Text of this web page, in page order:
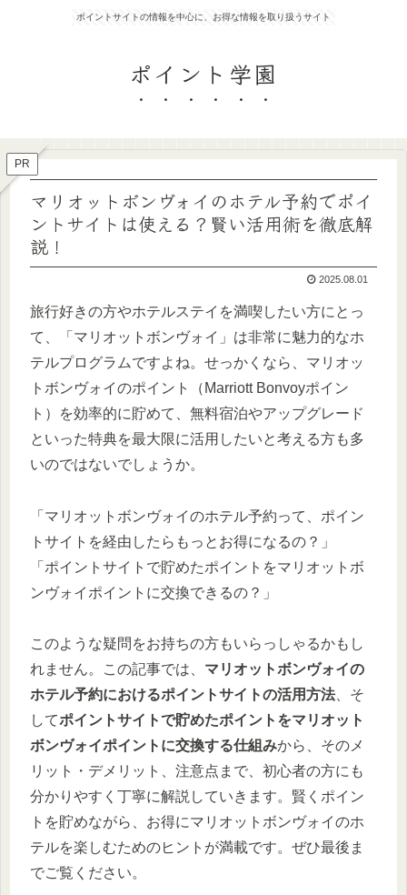
ポイントサイトの情報を中心に、お得な情報を取り扱うサイト
ポイント学園
PR
マリオットボンヴォイのホテル予約でポイ
ントサイトは使える？賢い活用術を徹底解
説！
2025.08.01
旅行好きの方やホテルステイを満喫したい方にとっ
て、「マリオットボンヴォイ」は非常に魅力的なホ
テルプログラムですよね。せっかくなら、マリオッ
トボンヴォイのポイント（Marriott Bonvoyポイン
ト）を効率的に貯めて、無料宿泊やアップグレード
といった特典を最大限に活用したいと考える方も多
いのではないでしょうか。
「マリオットボンヴォイのホテル予約って、ポイン
トサイトを経由したらもっとお得になるの？」
「ポイントサイトで貯めたポイントをマリオットボ
ンヴォイポイントに交換できるの？」
このような疑問をお持ちの方もいらっしゃるかもし
れません。この記事では、 マリオットボンヴォイの
ホテル予約におけるポイントサイトの活用方法、そ
してポイントサイトで貯めたポイントをマリオット
ボンヴォイポイントに交換する仕組みから、そのメ
リット・デメリット、注意点まで、初心者の方にも
分かりやすく丁寧に解説していきます。賢くポイン
トを貯めながら、お得にマリオットボンヴォイのホ
テルを楽しむためのヒントが満載です。ぜひ最後ま
でご覧ください。